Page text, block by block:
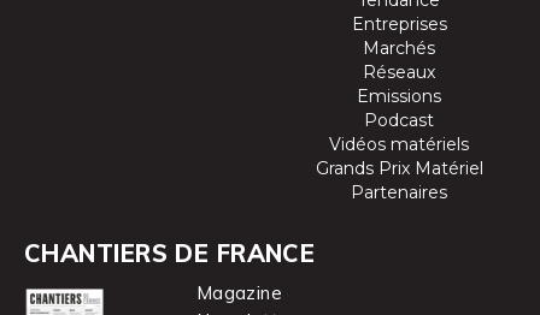
Entreprises
Marchés
Réseaux
Emissions
Podcast
Vidéos matériels
Grands Prix Matériel
Partenaires
CHANTIERS DE FRANCE
Magazine